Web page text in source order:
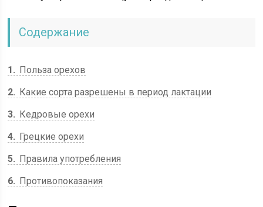
Содержание
1
Польза орехов
2
Какие сорта разрешены в период лактации
3
Кедровые орехи
4
Грецкие орехи
5
Правила употребления
6
Противопоказания